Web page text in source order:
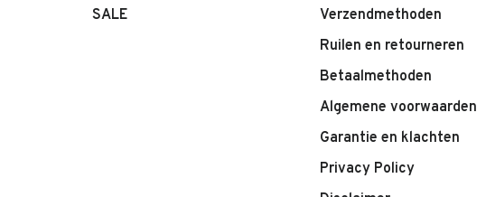
SALE
Verzendmethoden
Ruilen en retourneren
Betaalmethoden
Algemene voorwaarden
Garantie en klachten
Privacy Policy